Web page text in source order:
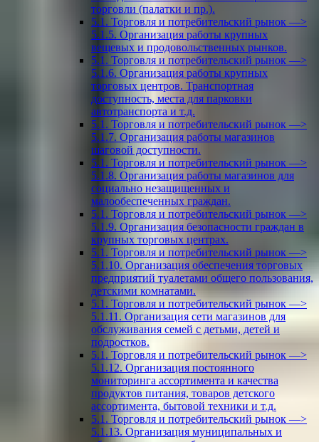
торговли (палатки и пр.).
5.1. Торговля и потребительский рынок —>
5.1.5. Организация работы крупных
вещевых и продовольственных рынков.
5.1. Торговля и потребительский рынок —>
5.1.6. Организация работы крупных
торговых центров. Транспортная
доступность, места для парковки
автотранспорта и т.д.
5.1. Торговля и потребительский рынок —>
5.1.7. Организация работы магазинов
шаговой доступности.
5.1. Торговля и потребительский рынок —>
5.1.8. Организация работы магазинов для
социально незащищенных и
малообеспеченных граждан.
5.1. Торговля и потребительский рынок —>
5.1.9. Организация безопасности граждан в
крупных торговых центрах.
5.1. Торговля и потребительский рынок —>
5.1.10. Организация обеспечения торговых
предприятий туалетами общего пользования,
детскими комнатами.
5.1. Торговля и потребительский рынок —>
5.1.11. Организация сети магазинов для
обслуживания семей с детьми, детей и
подростков.
5.1. Торговля и потребительский рынок —>
5.1.12. Организация постоянного
мониторинга ассортимента и качества
продуктов питания, товаров детского
ассортимента, бытовой техники и т.д.
5.1. Торговля и потребительский рынок —>
5.1.13. Организация муниципальных и